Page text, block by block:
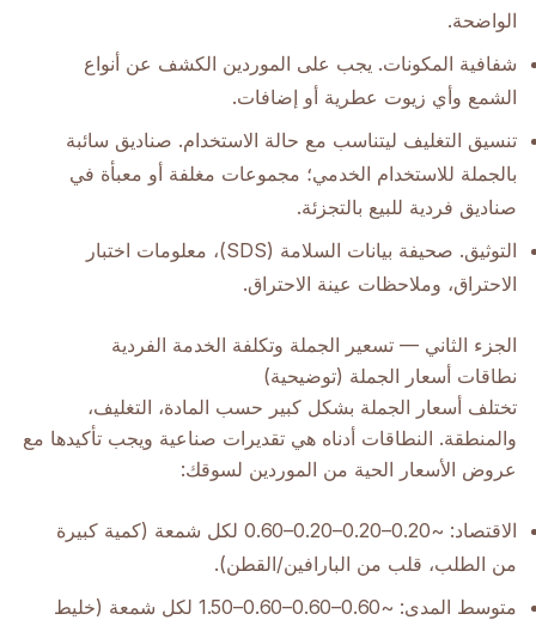
الواضحة.
شفافية المكونات. يجب على الموردين الكشف عن أنواع
الشمع وأي زيوت عطرية أو إضافات.
تنسيق التغليف ليتناسب مع حالة الاستخدام. صناديق سائبة
بالجملة للاستخدام الخدمي؛ مجموعات مغلفة أو معبأة في
صناديق فردية للبيع بالتجزئة.
التوثيق. صحيفة بيانات السلامة (SDS)، معلومات اختبار
الاحتراق، وملاحظات عينة الاحتراق.
الجزء الثاني — تسعير الجملة وتكلفة الخدمة الفردية
نطاقات أسعار الجملة (توضيحية)
تختلف أسعار الجملة بشكل كبير حسب المادة، التغليف،
والمنطقة. النطاقات أدناه هي تقديرات صناعية ويجب تأكيدها مع
عروض الأسعار الحية من الموردين لسوقك:
الاقتصاد: ~0.20–0.20–0.20–0.60 لكل شمعة (كمية كبيرة
من الطلب، قلب من البارافين/القطن).
متوسط المدى: ~0.60–0.60–0.60–1.50 لكل شمعة (خليط